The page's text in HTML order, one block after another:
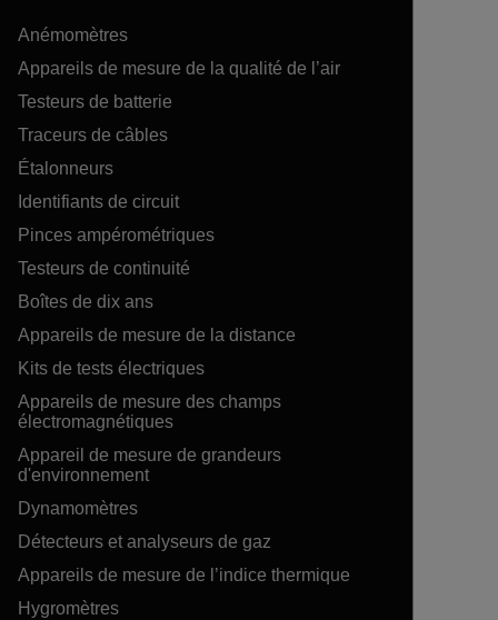
Anémomètres
Appareils de mesure de la qualité de l’air
Testeurs de batterie
Traceurs de câbles
Étalonneurs
Identifiants de circuit
Pinces ampérométriques
Testeurs de continuité
Boîtes de dix ans
Appareils de mesure de la distance
Kits de tests électriques
Appareils de mesure des champs
électromagnétiques
Appareil de mesure de grandeurs
d'environnement
Dynamomètres
Détecteurs et analyseurs de gaz
Appareils de mesure de l’indice thermique
Hygromètres